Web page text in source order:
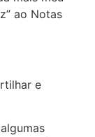
ao Notas
e